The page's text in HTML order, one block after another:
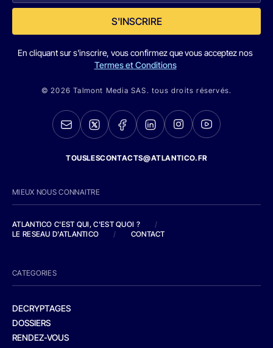
S'INSCRIRE
En cliquant sur s'inscrire, vous confirmez que vous acceptez nos
Termes et Conditions
© 2026 Talmont Media SAS. tous droits réservés.
TOUSLESCONTACTS@ATLANTICO.FR
MIEUX NOUS CONNAITRE
ATLANTICO C'EST QUI, C'EST QUOI ?
/
LE RESEAU D'ATLANTICO
/ CONTACT
CATEGORIES
DECRYPTAGES
DOSSIERS
RENDEZ-VOUS